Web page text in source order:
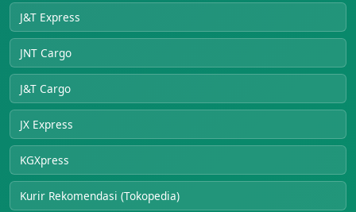
J&T Express
JNT Cargo
J&T Cargo
JX Express
KGXpress
Kurir Rekomendasi (Tokopedia)